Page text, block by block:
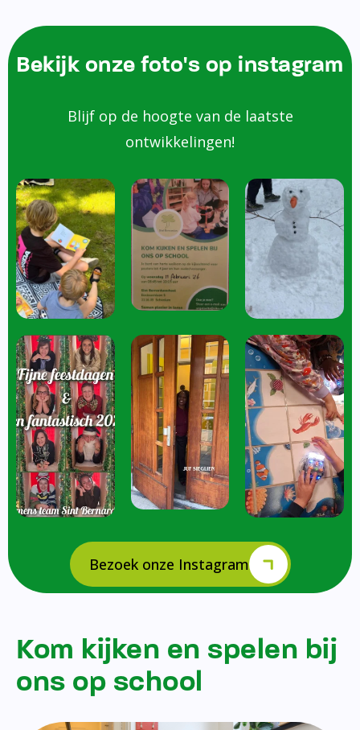
Bekijk onze foto's op instagram
Blijf op de hoogte van de laatste
ontwikkelingen!
Bezoek onze Instagram
Kom kijken en spelen bij
ons op school